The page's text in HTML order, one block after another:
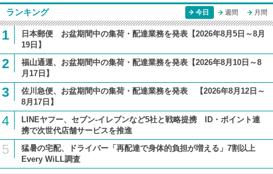
ランキング 今日 週間 月間
1
日本郵便 お盆期間中の集荷・配達業務を発表【2026年8月5日～8月
19日】
2
福山通運、お盆期間中の集荷・配達業務を発表【2026年8月10日～8
月17日】
3
佐川急便、お盆期間中の集荷・配達業務を発表 【2026年8月12日～
8月17日】
4
LINEヤフー、セブン-イレブンなど5社と戦略提携 ID・ポイント連
携で次世代店舗サービスを推進
5
猛暑の宅配、ドライバー「再配達で身体的負担が増える」7割以上
Every WiLL調査